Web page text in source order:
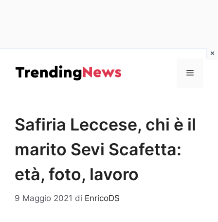
contenuto
Menu
Safiria Leccese, chi è il
marito Sevi Scafetta:
età, foto, lavoro
9 Maggio 2021 di EnricoDS